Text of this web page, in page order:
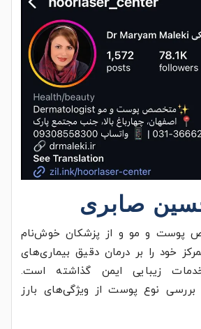
پوست و مو و از پزشکان خوش‌نام
خود را بر درمان دقیق بیماری‌های
زیبایی ایمن گذاشته است.
نوع پوست از ویژگی‌های بارز